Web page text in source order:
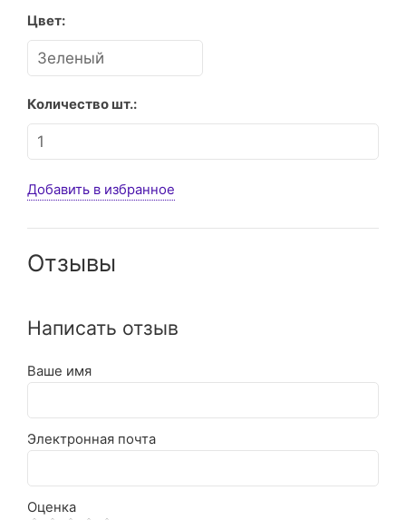
Цвет:
Количество шт.:
Добавить в избранное
Отзывы
Написать отзыв
Ваше имя
Электронная почта
Оценка